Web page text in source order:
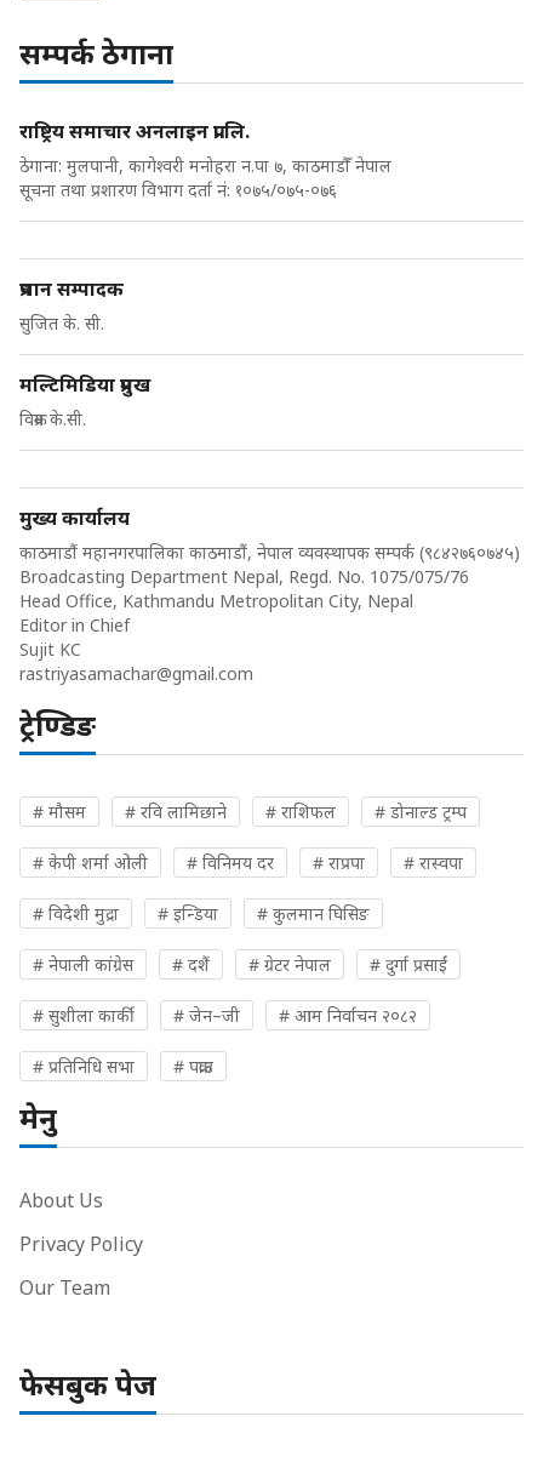
सम्पर्क ठेगाना
राष्ट्रिय समाचार अनलाइन प्रा.लि.
ठेगाना: मुलपानी, कागेश्वरी मनोहरा न.पा ७, काठमाडौँ नेपाल
सूचना तथा प्रशारण विभाग दर्ता नं: १०७५/०७५-०७६
प्रधान सम्पादक
सुजित के. सी.
मल्टिमिडिया प्रमुख
विक्रम के.सी.
मुख्य कार्यालय
काठमाडौं महानगरपालिका काठमाडौं, नेपाल व्यवस्थापक सम्पर्क (९८४२७६०७४५)
Broadcasting Department Nepal, Regd. No. 1075/075/76
Head Office, Kathmandu Metropolitan City, Nepal
Editor in Chief
Sujit KC
rastriyasamachar@gmail.com
ट्रेण्डिङ
# मौसम # रवि लामिछाने # राशिफल # डोनाल्ड ट्रम्प
# केपी शर्मा ओली # विनिमय दर # राप्रपा # रास्वपा
# विदेशी मुद्रा # इन्डिया # कुलमान घिसिङ
# नेपाली कांग्रेस # दशैं # ग्रेटर नेपाल # दुर्गा प्रसाईं
# सुशीला कार्की # जेन–जी # आम निर्वाचन २०८२
# प्रतिनिधि सभा # पक्राउ
मेनु
About Us
Privacy Policy
Our Team
फेसबुक पेज